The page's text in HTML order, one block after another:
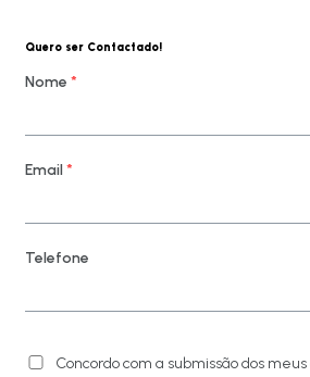
Quero ser Contactado!
Nome *
Email*
Telefone
Concordo com a submissão dos